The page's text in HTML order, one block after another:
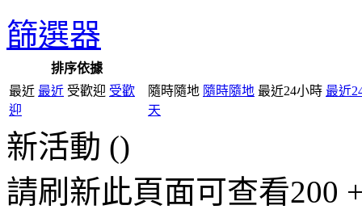
篩選器
排序依據
最近 最近 受歡迎 受歡
迎
隨時隨地 隨時隨地 最近24小時 最近
天
新活動 ()
請刷新此頁面可查看200